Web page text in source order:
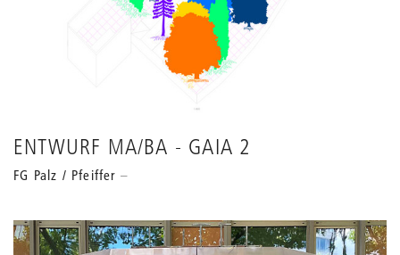
ENTWURF MA/BA - GAIA 2
FG Palz / Pfeiffer